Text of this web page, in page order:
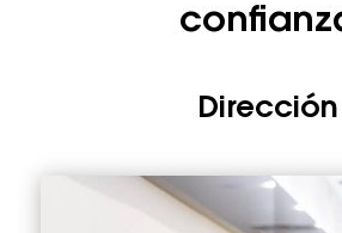
Dirección